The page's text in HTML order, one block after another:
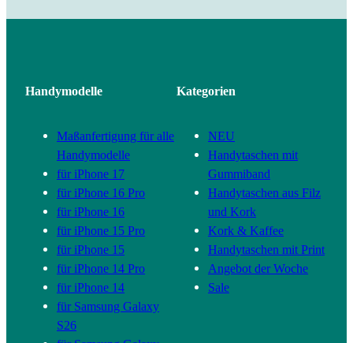
Handymodelle
Maßanfertigung für alle
Handymodelle
für iPhone 17
für iPhone 16 Pro
für iPhone 16
für iPhone 15 Pro
für iPhone 15
für iPhone 14 Pro
für iPhone 14
für Samsung Galaxy
S26
Kategorien
NEU
Handytaschen mit
Gummiband
Handytaschen aus Filz
und Kork
Kork & Kaffee
Handytaschen mit Print
Angebot der Woche
Sale